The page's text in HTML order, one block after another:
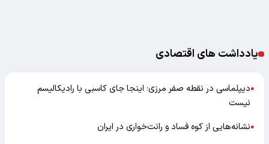
یادداشت های اقتصادی
●دیپلماسی در نقطه صفر مرزی؛ اینجا جای کاسبی با رادیکالیسم
نیست
●نشانه‌هایی از کوه فساد و رانت‌خواری در ایران